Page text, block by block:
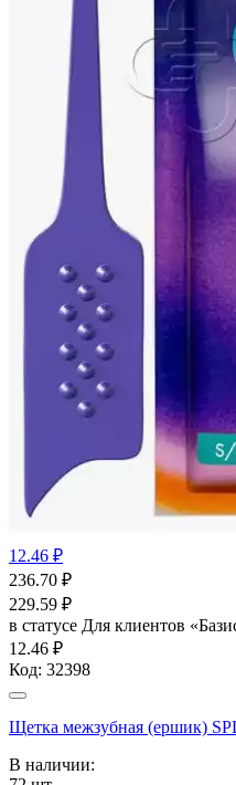
12.46 ₽
236.70 ₽
229.59 ₽
в статусе Для клиентов
12.46 ₽
Код: 32398
Щетка межзубная (ершик)
В наличии: